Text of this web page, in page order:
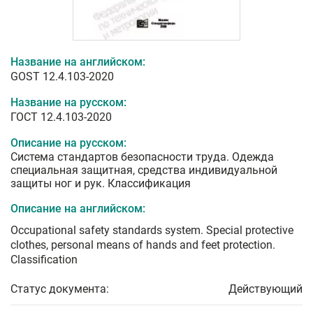
Название на английском:
GOST 12.4.103-2020
Название на русском:
ГОСТ 12.4.103-2020
Описание на русском:
Система стандартов безопасности труда. Одежда
специальная защитная, средства индивидуальной
защиты ног и рук. Классификация
Описание на английском:
Occupational safety standards system. Special protective
clothes, personal means of hands and feet protection.
Classification
Статус документа: Действующий